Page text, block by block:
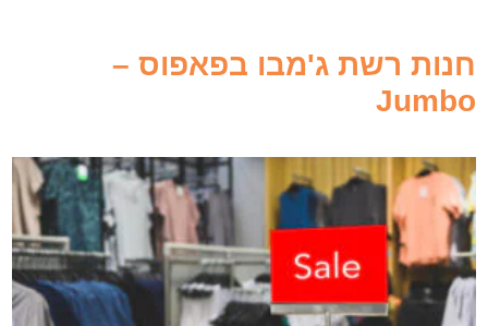
חנות רשת ג'מבו בפאפוס –
Jumbo